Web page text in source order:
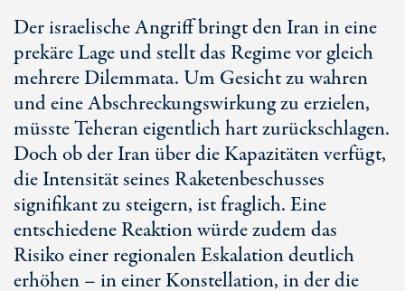
Der israelische Angriff bringt den Iran in eine
prekäre Lage und stellt das Regime vor gleich
mehrere Dilemmata. Um Gesicht zu wahren
und eine Abschreckungswirkung zu erzielen,
müsste Teheran eigentlich hart zurückschlagen.
Doch ob der Iran über die Kapazitäten verfügt,
die Intensität seines Raketenbeschusses
signifikant zu steigern, ist fraglich. Eine
entschiedene Reaktion würde zudem das
Risiko einer regionalen Eskalation deutlich
erhöhen – in einer Konstellation, in der die